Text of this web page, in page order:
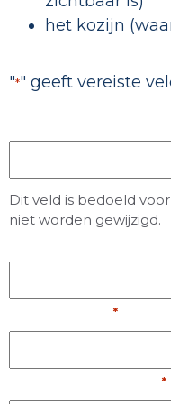
het kozijn
"*" geeft vereiste
Dit veld is bedoeld
niet worden gewijzigd.
*
*